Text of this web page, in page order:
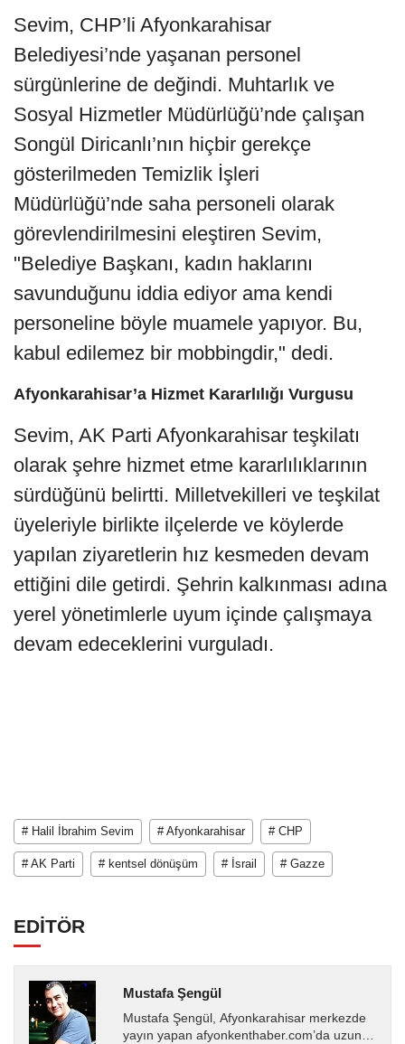
Sevim, CHP’li Afyonkarahisar
Belediyesi’nde yaşanan personel
sürgünlerine de değindi. Muhtarlık ve
Sosyal Hizmetler Müdürlüğü’nde çalışan
Songül Diricanlı’nın hiçbir gerekçe
gösterilmeden Temizlik İşleri
Müdürlüğü’nde saha personeli olarak
görevlendirilmesini eleştiren Sevim,
"Belediye Başkanı, kadın haklarını
savunduğunu iddia ediyor ama kendi
personeline böyle muamele yapıyor. Bu,
kabul edilemez bir mobbingdir," dedi.
Afyonkarahisar’a Hizmet Kararlılığı Vurgusu
Sevim, AK Parti Afyonkarahisar teşkilatı
olarak şehre hizmet etme kararlılıklarının
sürdüğünü belirtti. Milletvekilleri ve teşkilat
üyeleriyle birlikte ilçelerde ve köylerde
yapılan ziyaretlerin hız kesmeden devam
ettiğini dile getirdi. Şehrin kalkınması adına
yerel yönetimlerle uyum içinde çalışmaya
devam edeceklerini vurguladı.
# Halil İbrahim Sevim # Afyonkarahisar # CHP
# AK Parti # kentsel dönüşüm # İsrail # Gazze
EDİTÖR
Mustafa Şengül
Mustafa Şengül, Afyonkarahisar merkezde
yayın yapan afyonkenthaber.com’da uzun